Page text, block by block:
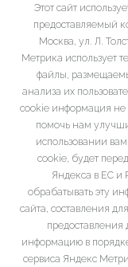
Этот сайт
предоставляемый
Москва, ул. Л.
Метрика использует
файлы,
анализа их
cookie информация не
помочь нам
использовании
cookie, будет
Яндекса в ЕС и
обрабатывать эту
сайта, составления
предоставления
информацию в
сервиса Яндекс